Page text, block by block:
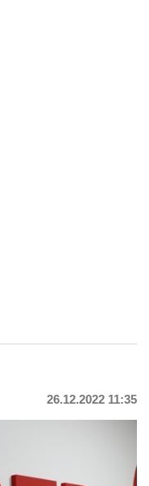
26.12.2022 11:35